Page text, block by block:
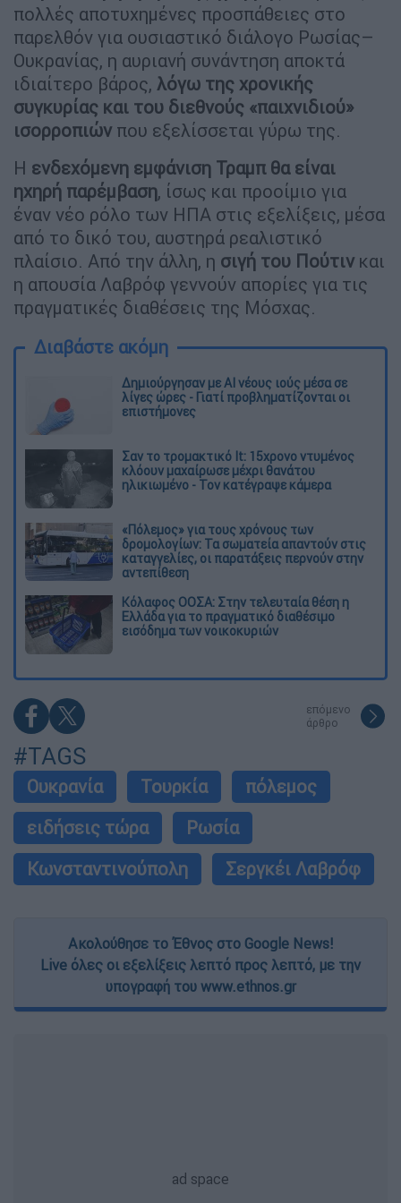
πολλές αποτυχημένες προσπάθειες στο
παρελθόν για ουσιαστικό διάλογο Ρωσίας–
Ουκρανίας, η αυριανή συνάντηση αποκτά
ιδιαίτερο βάρος, λόγω της χρονικής
συγκυρίας και του διεθνούς «παιχνιδιού»
ισορροπιών που εξελίσσεται γύρω της.
Η ενδεχόμενη εμφάνιση Τραμπ θα είναι
ηχηρή παρέμβαση, ίσως και προοίμιο για
έναν νέο ρόλο των ΗΠΑ στις εξελίξεις, μέσα
από το δικό του, αυστηρά ρεαλιστικό
πλαίσιο. Από την άλλη, η σιγή του Πούτιν και
η απουσία Λαβρόφ γεννούν απορίες για τις
πραγματικές διαθέσεις της Μόσχας.
Διαβάστε ακόμη
Δημιούργησαν με AI νέους ιούς μέσα σε
λίγες ώρες - Γιατί προβληματίζονται οι
επιστήμονες
Σαν το τρομακτικό It: 15χρονο ντυμένος
κλόουν μαχαίρωσε μέχρι θανάτου
ηλικιωμένο - Τον κατέγραψε κάμερα
«Πόλεμος» για τους χρόνους των
δρομολογίων: Τα σωματεία απαντούν στις
καταγγελίες, οι παρατάξεις περνούν στην
αντεπίθεση
Κόλαφος ΟΟΣΑ: Στην τελευταία θέση η
Ελλάδα για το πραγματικό διαθέσιμο
εισόδημα των νοικοκυριών
επόμενο
άρθρο
#TAGS
Ουκρανία Τουρκία
πόλεμος
ειδήσεις τώρα
Ρωσία
Κωνσταντινούπολη
Σεργκέι Λαβρόφ
Ακολούθησε το Έθνος στο Google News!
Live όλες οι εξελίξεις λεπτό προς λεπτό, με την
υπογραφή του www.ethnos.gr